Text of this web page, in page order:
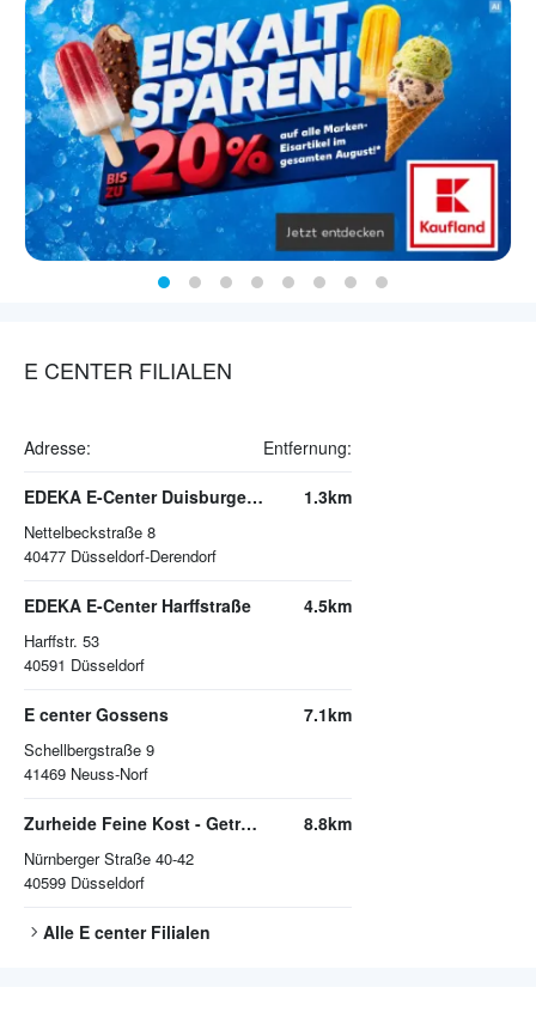
E CENTER FILIALEN
Adresse: Entfernung:
EDEKA E-Center Duisburger Straße
Nettelbeckstraße 8
40477 Düsseldorf-Derendorf
1.3km
EDEKA E-Center Harffstraße
Harffstr. 53
40591 Düsseldorf
4.5km
E center Gossens
Schellbergstraße 9
41469 Neuss-Norf
7.1km
Zurheide Feine Kost - Getränkemarkt
Nürnberger Straße 40-42
40599 Düsseldorf
8.8km
Alle E centerFilialen